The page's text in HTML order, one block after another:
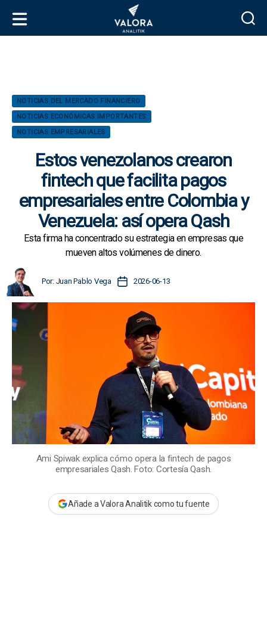
r
a
A
l
i
t
i
C
a
t
g
o
r
í
a
s
NOTICIAS DEL MERCADO FINANCIERO
NOTICIAS ECONÓMICAS IMPORTANTES
NOTICIAS EMPRESARIALES
Estos venezolanos crearon
fintech que facilita pagos
empresariales entre Colombia y
Venezuela: así opera Qash
Esta firma ha concentrado su estrategia en empresas que
mueven altos volúmenes de dinero.
A
u
t
o
l
a
e
t
r
a
Por: Juan Pablo Vega
F
h
a
d
e
l
e
n
d
2026-06-13
Ami Spiwak explica cómo opera la fintech de pagos
empresariales Qash. Foto: Cortesía Qash.
Añade a Valora Analitik como tu fuente